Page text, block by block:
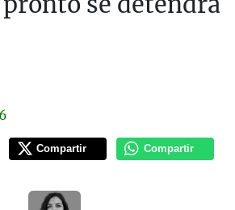
Compartir Compartir